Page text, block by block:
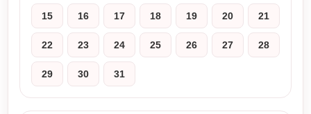
15 16 17 18 19 20 21
22 23 24 25 26 27 28
29 30 31